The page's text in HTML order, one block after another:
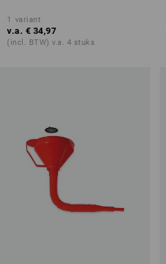
1 variant
v.a. € 34,97
(incl. BTW) v.a. 4 stuks